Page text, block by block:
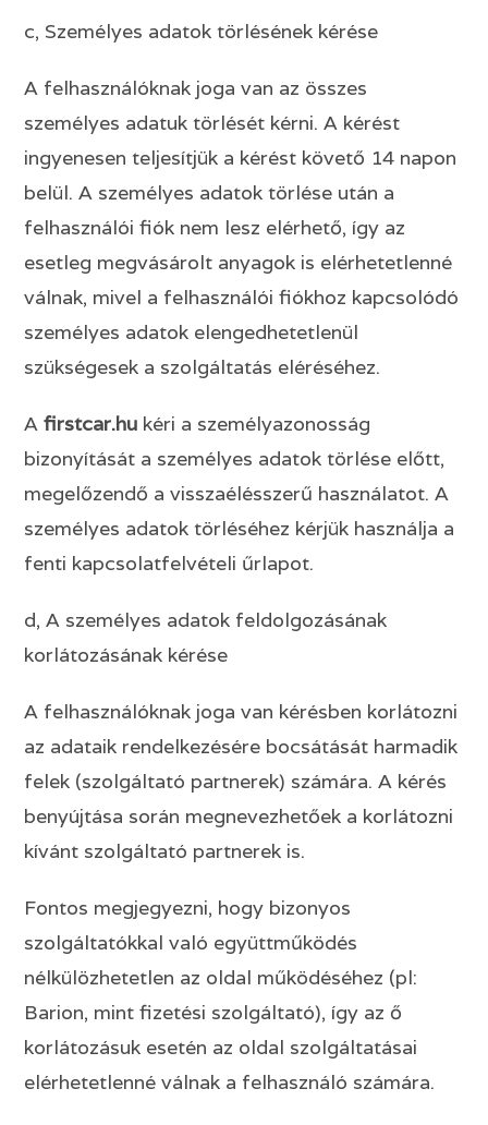
c, Személyes adatok törlésének kérése
A felhasználóknak joga van az összes
személyes adatuk törlését kérni. A kérést
ingyenesen teljesítjük a kérést követő 14 napon
belül. A személyes adatok törlése után a
felhasználói fiók nem lesz elérhető, így az
esetleg megvásárolt anyagok is elérhetetlenné
válnak, mivel a felhasználói fiókhoz kapcsolódó
személyes adatok elengedhetetlenül
szükségesek a szolgáltatás eléréséhez.
Afirstcar.hu kéri a személyazonosság
bizonyítását a személyes adatok törlése előtt,
megelőzendő a visszaélésszerű használatot. A
személyes adatok törléséhez kérjük használja a
fenti kapcsolatfelvételi űrlapot.
d, A személyes adatok feldolgozásának
korlátozásának kérése
A felhasználóknak joga van kérésben korlátozni
az adataik rendelkezésére bocsátását harmadik
felek (szolgáltató partnerek) számára. A kérés
benyújtása során megnevezhetőek a korlátozni
kívánt szolgáltató partnerek is.
Fontos megjegyezni, hogy bizonyos
szolgáltatókkal való együttműködés
nélkülözhetetlen az oldal működéséhez (pl:
Barion, mint fizetési szolgáltató), így az ő
korlátozásuk esetén az oldal szolgáltatásai
elérhetetlenné válnak a felhasználó számára.